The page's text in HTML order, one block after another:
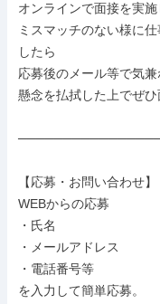
オンラインで面接を実施
ミスマッチのない様に
したら
応募後のメール等で気兼
懸念を払拭した上でぜひ
【応募・お問い合わせ】
WEBからの応募
・氏名
・メールアドレス
・電話番号等
を入力して簡単応募。